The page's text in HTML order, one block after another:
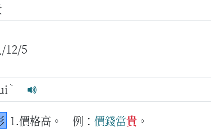
/12/5
ˋ
1.價格高。 例： 價錢當貴 。